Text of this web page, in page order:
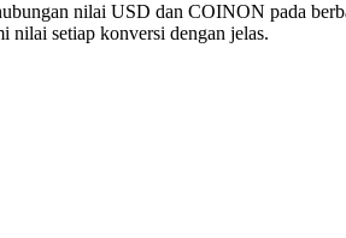
nilai USD dan COINON pada
setiap konversi dengan jelas.